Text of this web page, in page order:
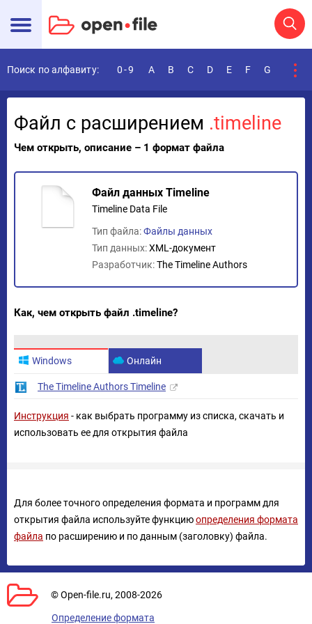
Поиск по алфавиту: 0-9 A B C D E F G
Файл с расширением .timeline
Чем открыть, описание – 1 формат файла
Файл данных Timeline
Timeline Data File
Тип файла:Файлы данных
Тип данных:XML-документ
Разработчик:The Timeline Authors
Как, чем открыть файл .timeline?
Windows Онлайн
The Timeline Authors Timeline
Инструкция - как выбрать программу из списка, скачать и
использовать ее для открытия файла
Для более точного определения формата и программ для
открытия файла используйте функциюопределения формата
файла по расширению и по данным (заголовку) файла.
© Open-file.ru, 2008-2026
Определение формата